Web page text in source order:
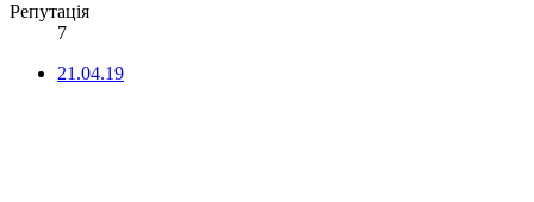
Репутація
7
21.04.19